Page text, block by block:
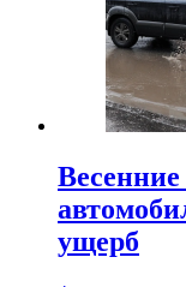
ущерб